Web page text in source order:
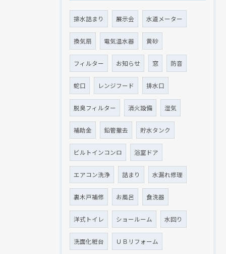
排水詰まり 展示会 水道メーター
換気扇 電気温水器 黄砂
フィルター お知らせ 窓 防音
蛇口 レンジフード 排水口
脱臭フィルター 消火設備 湿気
補助金 鉛管撤去 貯水タンク
ビルトインコンロ 浴室ドア
エアコン洗浄 詰まり 水漏れ修理
裏木戸補修 お風呂 食洗器
洋式トイレ ショールーム 水回り
洗面化粧台 ＵＢリフォーム
現在、新聞に入っている折込チラシです。
クリックでチラシのページにジャンプします
現在、新聞に入っている折込チラシです。
クリックでチラシのページにジャンプします